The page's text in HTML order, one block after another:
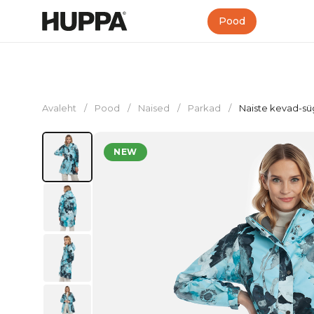
Pood
Avaleht / Pood / Naised / Parkad / Naiste kevad-
NEW